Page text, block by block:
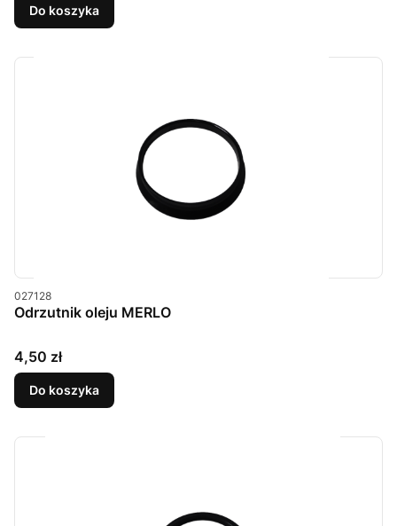
Do koszyka
Kod produktu
027128
Odrzutnik oleju MERLO
Cena
4,50 zł
Do koszyka